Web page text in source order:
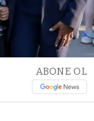
ABONE OL